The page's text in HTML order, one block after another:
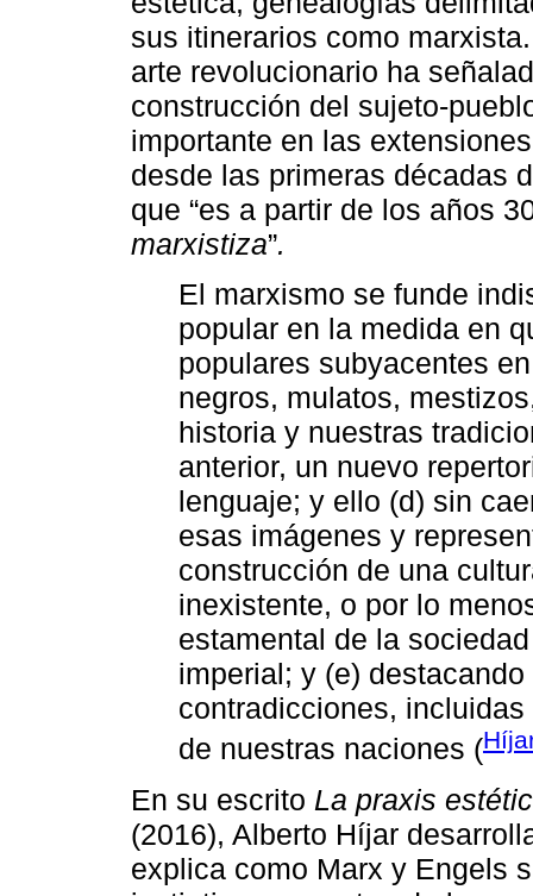
sus itinerarios como
arte revolucionario ha
construcción del sujeto-
importante en las
desde las primeras décadas
que “es a partir de los años
marxistiza”.
El marxismo se funde
popular en la medida en
populares subyacentes
negros, mulatos,
historia y nuestras
anterior, un nuevo
lenguaje; y ello (d) sin
esas imágenes y
construcción de una
inexistente, o por lo
estamental de la
imperial; y (e)
contradicciones,
de nuestras naciones (
En su escrito La praxis
(2016), Alberto Híjar
explica como Marx y Engels